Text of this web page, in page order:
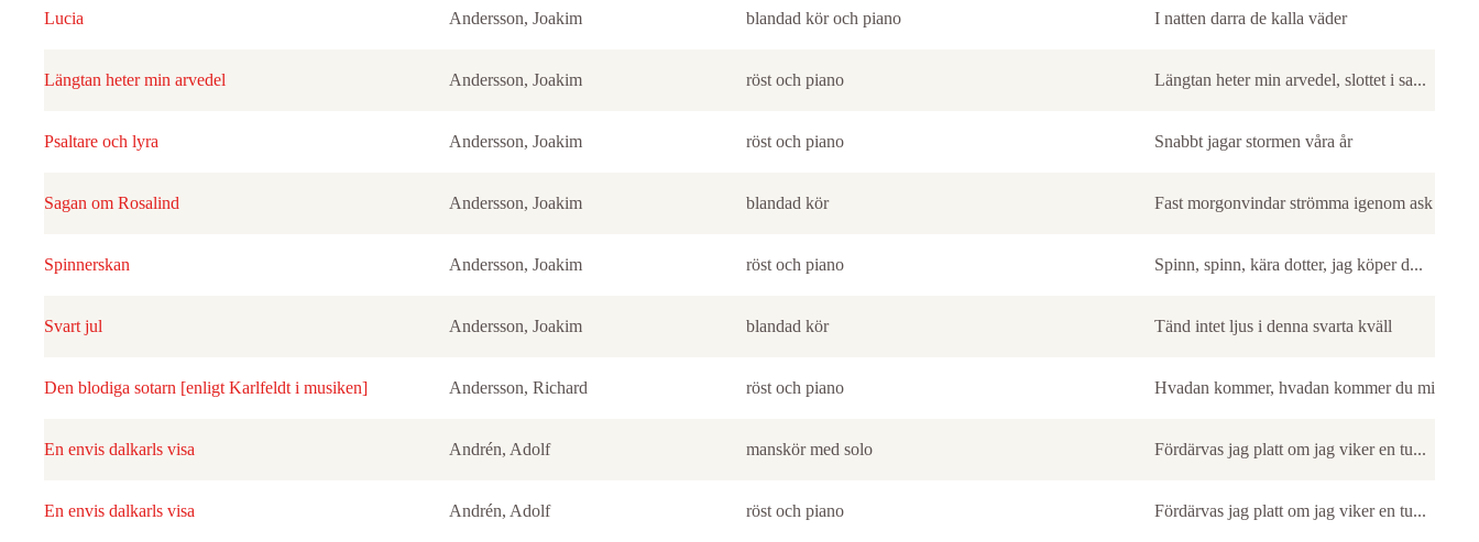
Lucia Andersson, Joakim blandad kör och piano I natten darra de kalla väder
Längtan heter min arvedel Andersson, Joakim röst och piano Längtan heter min arvedel, slottet i sa...
Psaltare och lyra Andersson, Joakim röst och piano Snabbt jagar stormen våra år
Sagan om Rosalind Andersson, Joakim blandad kör Fast morgonvindar strömma igenom ask oc...
Spinnerskan Andersson, Joakim röst och piano Spinn, spinn, kära dotter, jag köper d...
Svart jul Andersson, Joakim blandad kör Tänd intet ljus i denna svarta kväll
Den blodiga sotarn [enligt Karlfeldt i musiken] Andersson, Richard röst och piano Hvadan kommer, hvadan kommer du min
En envis dalkarls visa Andrén, Adolf manskör med solo Fördärvas jag platt om jag viker en tu...
En envis dalkarls visa Andrén, Adolf röst och piano Fördärvas jag platt om jag viker en tu...